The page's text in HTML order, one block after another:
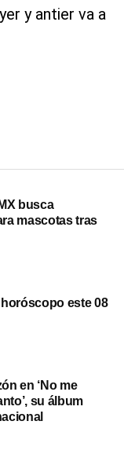
y antier va a
busca
mascotas tras
este 08
en ‘No me
su álbum